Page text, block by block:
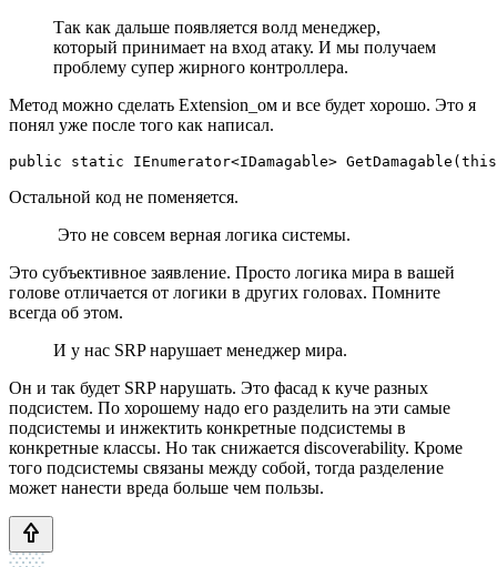
Так как дальше появляется волд менеджер,
который принимает на вход атаку. И мы получаем
проблему супер жирного контроллера.
Метод можно сделать Extension_ом и все будет хорошо. Это я
понял уже после того как написал.
public static IEnumerator<IDamagable>
Остальной код не поменяется.
Это не совсем верная логика системы.
Это субъективное заявление. Просто логика мира в вашей
голове отличается от логики в других головах. Помните
всегда об этом.
И у нас SRP нарушает менеджер мира.
Он и так будет SRP нарушать. Это фасад к куче разных
подсистем. По хорошему надо его разделить на эти самые
подсистемы и инжектить конкретные подсистемы в
конкретные классы. Но так снижается discoverability. Кроме
того подсистемы связаны между собой, тогда разделение
может нанести вреда больше чем пользы.